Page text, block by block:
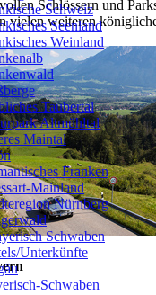
Schlössern und
vielen weiteren
Schweiz
Seenland
Weinland
Taubertal
Altmühltal
Maintal
Franken
Mainland
Nürnberg
Schwaben
Unterkünfte
Schwaben